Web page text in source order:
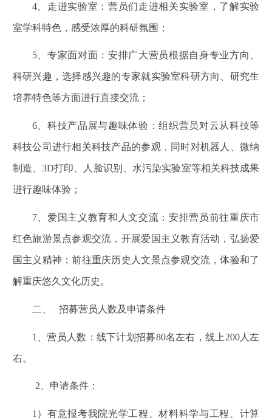
4、走进实验室：营员们走进相关实验室，了解实验
室学科特色，感受浓厚的科研氛围；
5、专家面对面：安排广大营员根据自身专业方向、
科研兴趣，选择感兴趣的专家就实验室科研方向、研究生
培养特色等方面进行直接交流；
6、科技产品展与趣味体验：组织营员对云从科技等
科技公司进行相关科技产品的参观，同时对机器人、微纳
制造、3D打印、人脸识别、水污染实验室等相关科技成果
进行趣味体验；
7、爱国主义教育和人文交流：安排营员前往重庆市
红色旅游景点参观交流，开展爱国主义教育活动，弘扬爱
国主义精神；前往重庆历史人文景点参观交流，体验和了
解重庆悠久文化历史。
二、 招募营员人数及申请条件
1 、营员人数：线下计划招募80名左右，线上200人左
右。
2 、申请条件：
1 ）有意报考我院光学工程、材料科学与工程、计算